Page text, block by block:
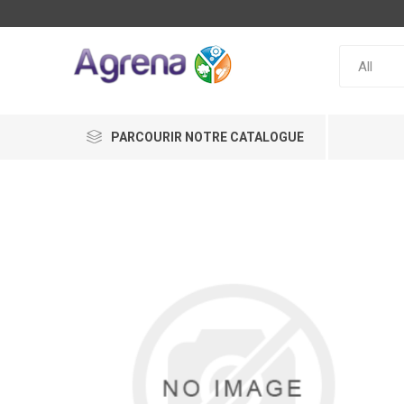
PARCOURIR NOTRE CATALOGUE